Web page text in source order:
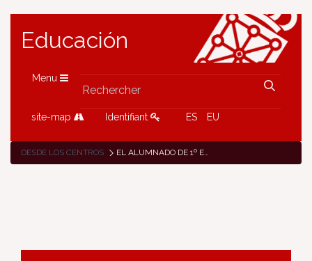
Educación
Menu
site-map Identifiant ES EU
DESDE LOS CENTROS EL ALUMNADO DE 1º ESO DEL IES VALLE DEL EBRO DISFRUTA DE UN CONCIERTO EN BARAÑÁIN